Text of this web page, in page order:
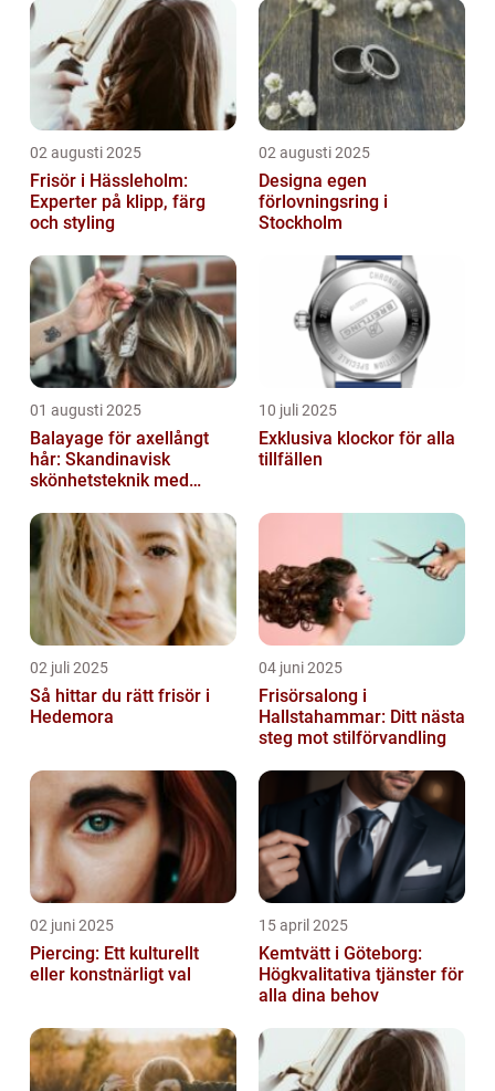
02 augusti 2025
Frisör i Hässleholm:
Experter på klipp, färg
och styling
02 augusti 2025
Designa egen
förlovningsring i
Stockholm
01 augusti 2025
Balayage för axellångt
hår: Skandinavisk
skönhetsteknik med
10 juli 2025
Exklusiva klockor för alla
tillfällen
02 juli 2025
Så hittar du rätt frisör i
Hedemora
04 juni 2025
Frisörsalong i
Hallstahammar: Ditt nästa
steg mot stilförvandling
02 juni 2025
Piercing: Ett kulturellt
eller konstnärligt val
15 april 2025
Kemtvätt i Göteborg:
Högkvalitativa tjänster för
alla dina behov